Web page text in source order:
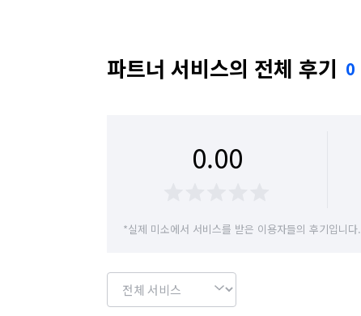
파트너 서비스의 전체 후기 0
0.00
*실제 미소에서 서비스를 받은 이용자들의 후기입니다.